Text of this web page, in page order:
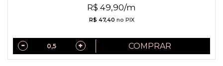
R$ 49,90/m
R$ 47,40 no PIX
COMPRAR